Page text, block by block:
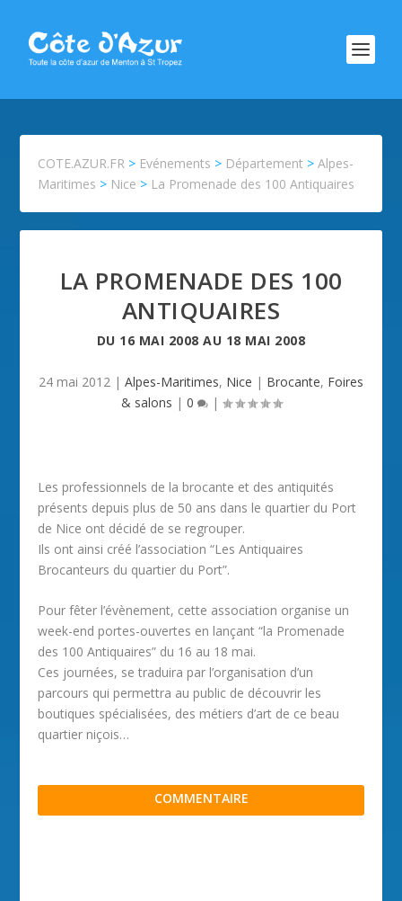
COTE.AZUR.FR > Evénements > Département >Alpes-
Maritimes > Nice > La Promenade des 100 Antiquaires
LA PROMENADE DES 100
ANTIQUAIRES
DU 16 MAI 2008 AU 18 MAI 2008
24 mai 2012 | Alpes-Maritimes, Nice | Brocante, Foires
& salons | 0 |
Les professionnels de la brocante et des antiquités
présents depuis plus de 50 ans dans le quartier du Port
de Nice ont décidé de se regrouper.
Ils ont ainsi créé l’association “Les Antiquaires
Brocanteurs du quartier du Port”.
Pour fêter l’évènement, cette association organise un
week-end portes-ouvertes en lançant “la Promenade
des 100 Antiquaires” du 16 au 18 mai.
Ces journées, se traduira par l’organisation d’un
parcours qui permettra au public de découvrir les
boutiques spécialisées, des métiers d’art de ce beau
quartier niçois…
COMMENTAIRE